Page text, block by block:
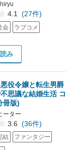
4.1 (27件)
会 ラブコメ
み
役令嬢と転生男爵
思議な結婚生活 コ
冊版)
ーター
3.6 (36件)
結 ファンタジー